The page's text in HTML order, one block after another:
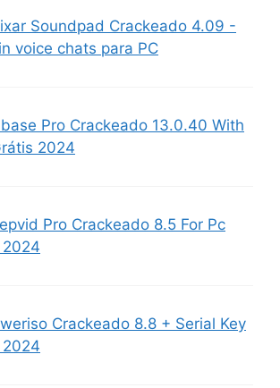
Soundpad Crackeado 4.09 -
voice chats para PC
Pro Crackeado 13.0.40 With
2024
Pro Crackeado 8.5 For Pc
2024
Crackeado 8.8 + Serial Key
2024